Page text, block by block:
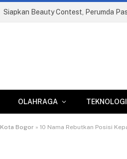
OLAHRAGA TEKNOLOGI
Kota Bogor » 10 Nama Rebutkan Posisi